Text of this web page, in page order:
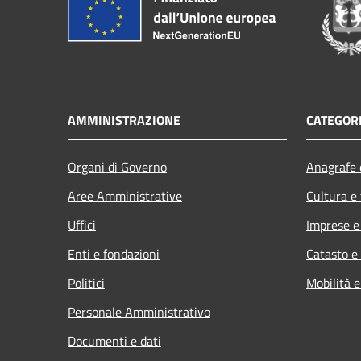
AMMINISTRAZIONE
Organi di Governo
Aree Amministrative
Uffici
Enti e fondazioni
Politici
Personale Amministrativo
Documenti e dati
Cultura
Imprese
Catasto
Mobilità